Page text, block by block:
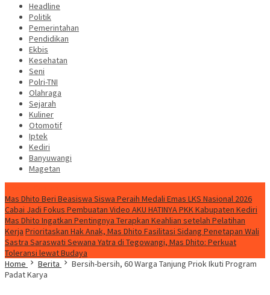
Headline
Politik
Pemerintahan
Pendidikan
Ekbis
Kesehatan
Seni
Polri-TNI
Olahraga
Sejarah
Kuliner
Otomotif
Iptek
Kediri
Banyuwangi
Magetan
Mas Dhito Beri Beasiswa Siswa Peraih Medali Emas LKS Nasional 2026
Cabai Jadi Fokus Pembuatan Video AKU HATINYA PKK Kabupaten Kediri
Mas Dhito Ingatkan Pentingnya Terapkan Keahlian setelah Pelatihan
Kerja Prioritaskan Hak Anak, Mas Dhito Fasilitasi Sidang Penetapan Wali
Sastra Saraswati Sewana Yatra di Tegowangi, Mas Dhito: Perkuat
Toleransi lewat Budaya
Home
Berita
Bersih-bersih, 60 Warga Tanjung Priok Ikuti Program
Padat Karya